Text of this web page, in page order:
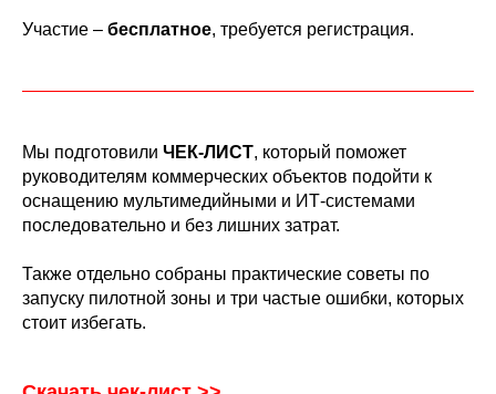
Участие – бесплатное, требуется регистрация.
Мы подготовили ЧЕК-ЛИСТ, который поможет
руководителям коммерческих объектов подойти к
оснащению мультимедийными и ИТ-системами
последовательно и без лишних затрат.
Также отдельно собраны практические советы по
запуску пилотной зоны и три частые ошибки, которых
стоит избегать.